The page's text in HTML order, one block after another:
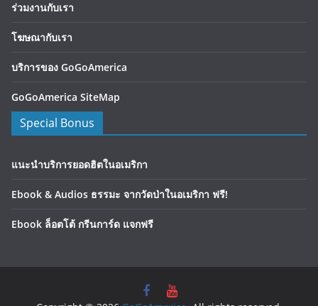
ร่วมงานกับเรา
โฆษณากับเรา
บริการของ GoGoAmerica
GoGoAmerica SiteMap
Special Bonus
แนะนำบริการยอดฮิตในอเมริกา
Ebook & Audios ธรรมะ จากวัดป่าในอเมริกา ฟรี!
Ebook ล็อตโต้ กรีนการ์ด แจกฟรี